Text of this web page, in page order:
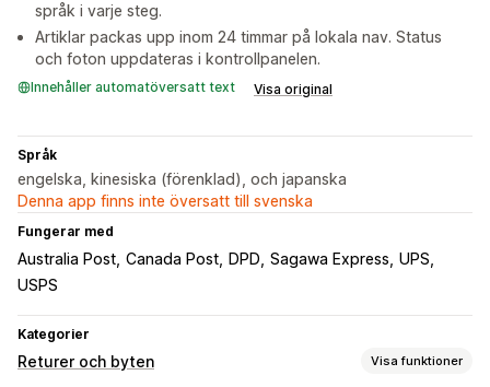
språk i varje steg.
Artiklar packas upp inom 24 timmar på lokala nav. Status
och foton uppdateras i kontrollpanelen.
Innehåller automatöversatt text Visa original
Språk
engelska, kinesiska (förenklad), och japanska
Denna app finns inte översatt till svenska
Fungerar med
Australia Post Canada Post DPD Sagawa Express UPS
USPS
Kategorier
Returer och byten Visa funktioner